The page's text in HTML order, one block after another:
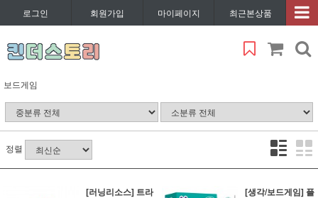
로그인 회원가입 마이페이지 최근본상품
보드게임
정렬
[러닝리소스] 트라
[생각/보드게임] 플